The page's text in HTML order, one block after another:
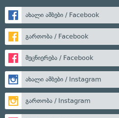
ახალი ამბები / Facebook
გართობა / Facebook
მეცნიერება / Facebook
ახალი ამბები / Instagram
გართობა / Instagram